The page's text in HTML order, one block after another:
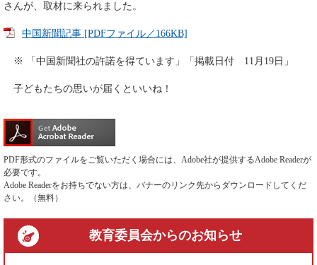
さんが、取材に来られました。
中国新聞記事 [PDFファイル／166KB]
※ 「中国新聞社の許諾を得ています」「掲載日付 11月19日」
子どもたちの思いが届くといいね！
PDF形式のファイルをご覧いただく場合には、Adobe社が提供するAdobe Readerが
必要です。
Adobe Readerをお持ちでない方は、バナーのリンク先からダウンロードしてくだ
さい。（無料）
教育委員会からのお知らせ